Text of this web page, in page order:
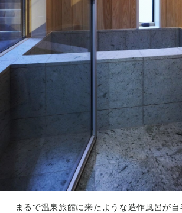
まるで温泉旅館に来たような造作風呂が